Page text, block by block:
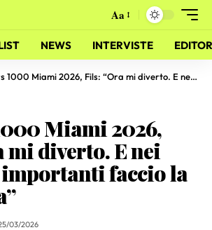
Aa
NEWS INTERVISTE
Miami 2026, Fils: “Ora mi diverto. E nei momenti importanti faccio la differenza”
Miami 2026,
mi diverto. E nei
faccio la
03/2026